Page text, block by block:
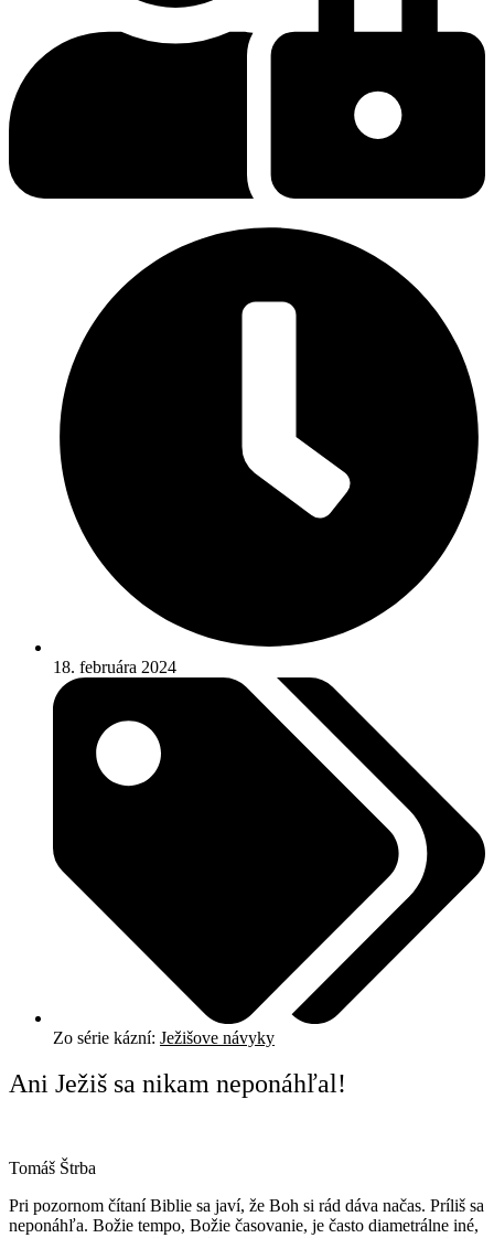
18. februára 2024
Zo série kázní: Ježišove návyky
Ani Ježiš sa nikam neponáhľal!
Tomáš Štrba
Pri pozornom čítaní Biblie sa javí, že Boh si rád dáva načas. Príliš sa
neponáhľa. Božie tempo, Božie časovanie, je často diametrálne iné,